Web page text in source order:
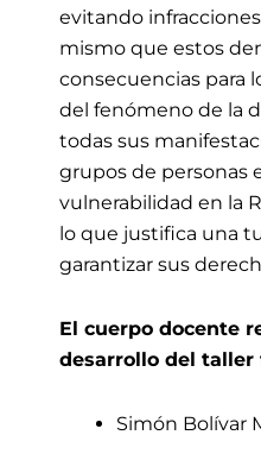
evitando
mismo que estos
consecuencias para
del fenómeno de la
todas sus
grupos de personas
vulnerabilidad en la
lo que justifica una
garantizar sus
El cuerpo docente
desarrollo del taller
Simón Bolívar